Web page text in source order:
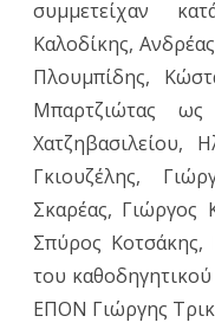
συμμετείχαν
Καλοδίκης,
Πλουμπίδης,
Μπαρτζιώτας
Χατζηβασιλείου,
Γκιουζέλης,
Σκαρέας, Γιώργος
Σπύρος Κοτσάκης,
του
ΕΠΟΝ Γιώργης